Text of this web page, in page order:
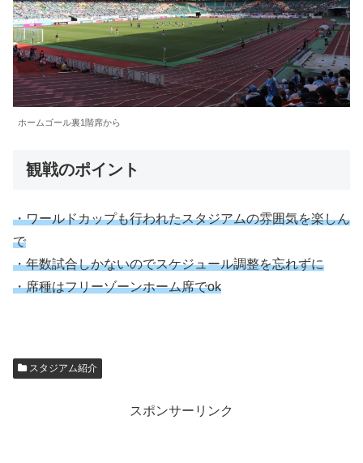
ホームゴール裏1階席から
観戦のポイント
・ワールドカップも行われたスタジアムの雰囲気を楽しん
で
・年数試合しかないのでスケジュール調整を忘れずに
・席種はフリーゾーンホーム席でok
スタジアム紹介
スポンサーリンク